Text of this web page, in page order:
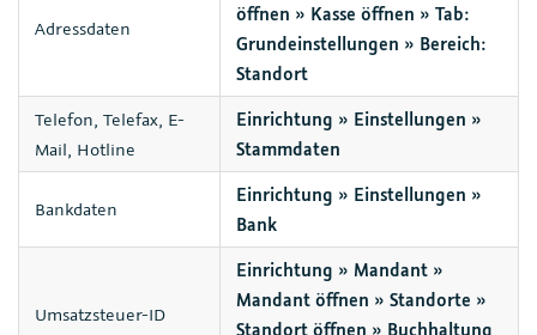
Adressdaten
öffnen » Kasse öffnen » Tab:
Grundeinstellungen » Bereich:
Standort
Telefon, Telefax, E-
Mail, Hotline
Einrichtung » Einstellungen »
Stammdaten
Bankdaten
Einrichtung » Einstellungen »
Bank
Umsatzsteuer-ID
Einrichtung » Mandant »
Mandant öffnen » Standorte »
Standort öffnen » Buchhaltung